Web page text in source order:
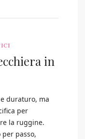
in
duraturo, ma
per
la ruggine.
passo,